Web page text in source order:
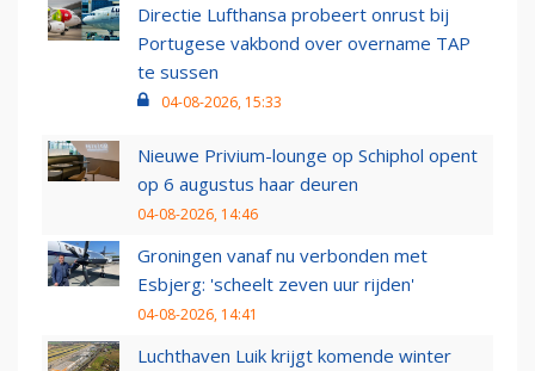
Directie Lufthansa probeert onrust bij
Portugese vakbond over overname TAP
te sussen
04-08-2026, 15:33
Nieuwe Privium-lounge op Schiphol opent
op 6 augustus haar deuren
04-08-2026, 14:46
Groningen vanaf nu verbonden met
Esbjerg: 'scheelt zeven uur rijden'
04-08-2026, 14:41
Luchthaven Luik krijgt komende winter